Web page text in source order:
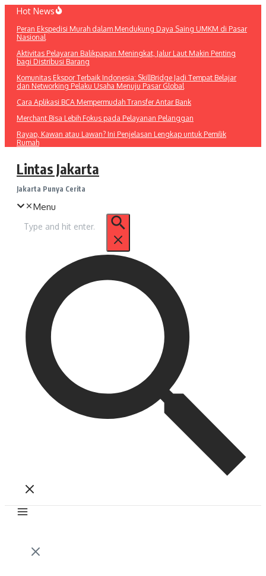
Lewati
konten
Hot News
Peran Ekspedisi Murah dalam Mendukung Daya Saing UMKM di Pasar
Nasional
Aktivitas Pelayaran Balikpapan Meningkat, Jalur Laut Makin Penting
bagi Distribusi Barang
Komunitas Ekspor Terbaik Indonesia: SkillBridge Jadi Tempat Belajar
dan Networking Pelaku Usaha Menuju Pasar Global
Cara Aplikasi BCA Mempermudah Transfer Antar Bank
Merchant Bisa Lebih Fokus pada Pelayanan Pelanggan
Rayap, Kawan atau Lawan? Ini Penjelasan Lengkap untuk Pemilik
Rumah
Lintas Jakarta
Jakarta Punya Cerita
Menu
untuk: